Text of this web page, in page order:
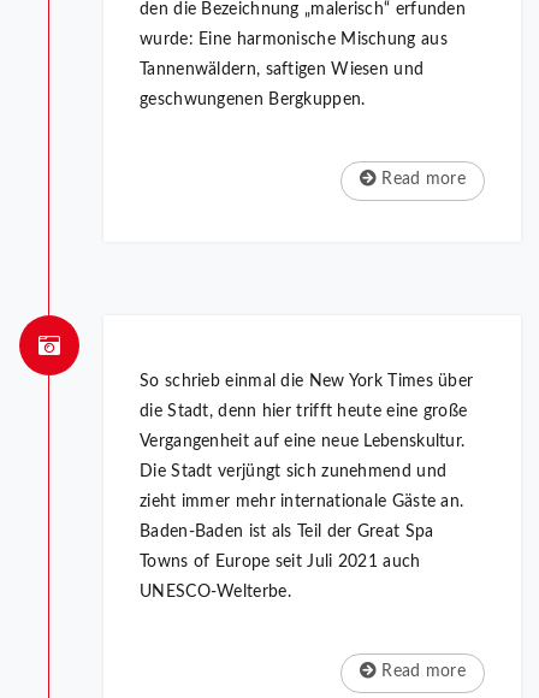
den die Bezeichnung „malerisch“ erfunden
wurde: Eine harmonische Mischung aus
Tannenwäldern, saftigen Wiesen und
geschwungenen Bergkuppen.
Read more
So schrieb einmal die New York Times über
die Stadt, denn hier trifft heute eine große
Vergangenheit auf eine neue Lebenskultur.
Die Stadt verjüngt sich zunehmend und
zieht immer mehr internationale Gäste an.
Baden-Baden ist als Teil der Great Spa
Towns of Europe seit Juli 2021 auch
UNESCO-Welterbe.
Read more